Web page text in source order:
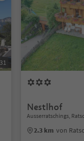
Nestlhof
Ausserratschings,
2.3 km von